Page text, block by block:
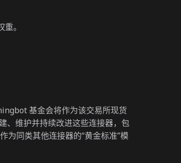
。
基金会将作为该交易所现货
、维护并持续改进这些连接器，包
为同类其他连接器的“黄金标准”模